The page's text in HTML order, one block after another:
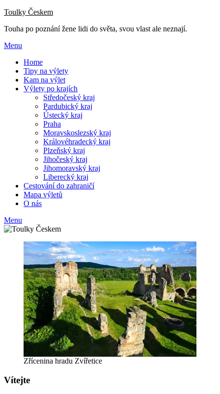
Přejdi
obsah
Toulky Českem
Touha po poznání žene lidi do světa, svou vlast ale neznají.
Menu
Home
Tipy na výlety
Kam na výlet
Výlety po krajích
Středočeský kraj
Pardubický kraj
Ústecký kraj
Praha
Moravskoslezský kraj
Královéhradecký kraj
Plzeňský kraj
Jihočeský kraj
Jihomoravský kraj
Liberecký kraj
Cestování do zahraničí
Mapa výletů
O nás
Menu
Zřícenina hradu Zvířetice
Vítejte